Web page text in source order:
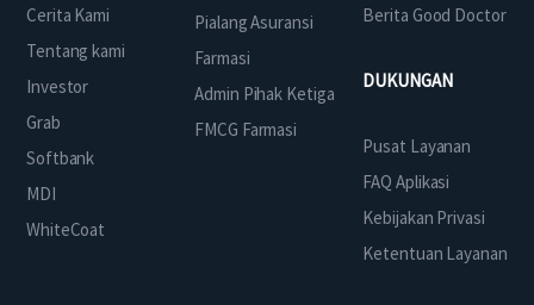
Cerita Kami
Tentang kami
Investor
Grab
Softbank
MDI
WhiteCoat
Pialang Asuransi
Farmasi
Admin Pihak Ketiga
FMCG Farmasi
Berita Good Doctor
DUKUNGAN
Pusat Layanan
FAQ Aplikasi
Kebijakan Privasi
Ketentuan Layanan